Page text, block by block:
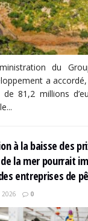
du
a
81,2 millions
à la baisse des
la mer pourrait
entreprises de
2026 0